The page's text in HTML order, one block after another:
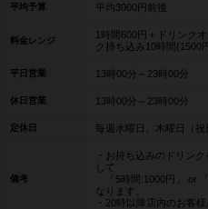
平均予算 平均3000円前後
料金レンジ
1時間600円＋ドリンク
ク持ち込み10時間(1500
平日営業 13時00分～23時00分
休日営業 13時00分～23時00分
定休日 毎週水曜日、木曜日（祝
備考
・お持ち込みのドリン
して
「5時間:1000円」 or
なります。
・20時以降店内のお客